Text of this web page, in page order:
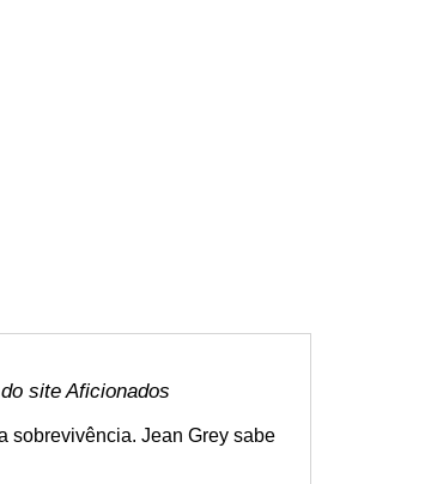
site Aficionados
sobrevivência. Jean Grey sabe